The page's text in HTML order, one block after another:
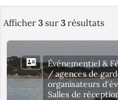
Afficher3sur3résultats
Événementiel &
/ agences de
organisateurs
Salles de